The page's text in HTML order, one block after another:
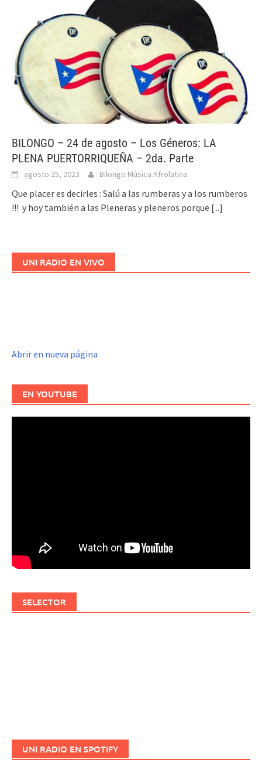
BILONGO – 24 de agosto – Los Géneros: LA
PLENA PUERTORRIQUEÑA – 2da. Parte
agosto 25, 2023 Bilongo Música Afrolatina
Que placer es decirles : Salú a las rumberas y a los rumberos
!!! y hoy también a las Pleneras y pleneros porque [...]
UNI RADIO EN VIVO
Abrir en nueva página
EN YOUTUBE
SELECTOR
UNI RADIO EN SPOTIFY